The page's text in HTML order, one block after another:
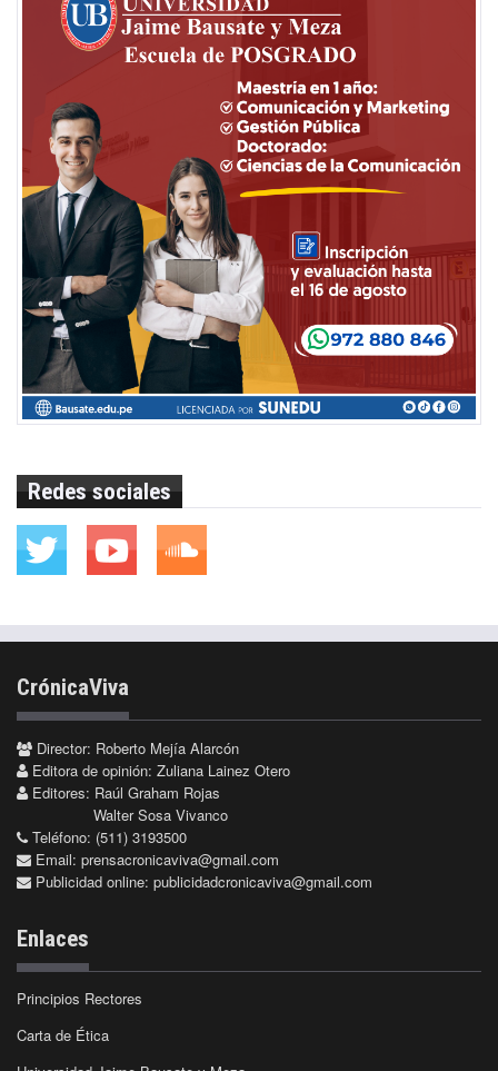
Redes sociales
CrónicaViva
Director: Roberto Mejía Alarcón
Editora de opinión: Zuliana Lainez Otero
Editores: Raúl Graham Rojas
Walter Sosa Vivanco
Teléfono: (511) 3193500
Email: prensacronicaviva@gmail.com
Publicidad online: publicidadcronicaviva@gmail.com
Enlaces
Principios Rectores
Carta de Ética